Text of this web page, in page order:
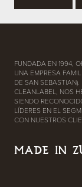
FUNDADA EN 1994,
UNA EMPRESA
DE SAN
CLEANLABEL, NOS
SIENDO
LÍDERES EN EL
CON NUESTROS
MADE IN